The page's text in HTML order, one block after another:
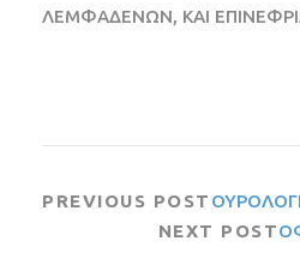
ΛΕΜΦΑΔΕΝΩΝ, ΚΑΙ
PREVIOUS POST
NEXT POST